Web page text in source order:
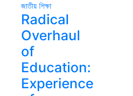
জাতীয় শিক্ষা
Radical
Overhaul
of
Education:
Experience